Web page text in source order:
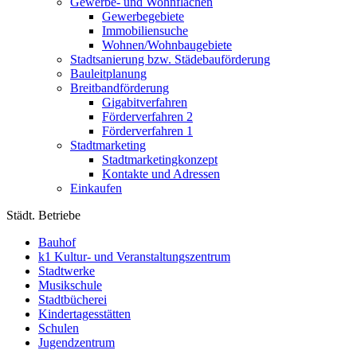
Gewerbegebiete
Immobiliensuche
Wohnen/Wohnbaugebiete
Stadtsanierung bzw. Städebauförderung
Bauleitplanung
Breitbandförderung
Gigabitverfahren
Förderverfahren 2
Förderverfahren 1
Stadtmarketing
Stadtmarketingkonzept
Kontakte und Adressen
Einkaufen
Städt. Betriebe
Bauhof
k1 Kultur- und Veranstaltungszentrum
Stadtwerke
Musikschule
Stadtbücherei
Kindertagesstätten
Schulen
Jugendzentrum